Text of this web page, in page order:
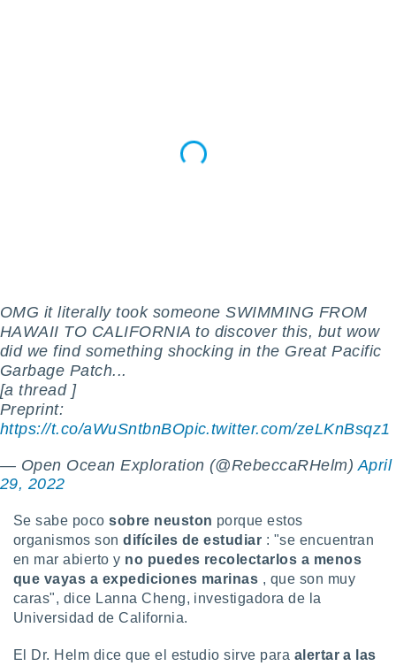
OMG it literally took someone SWIMMING FROM
HAWAII TO CALIFORNIA to discover this, but wow
did we find something shocking in the Great Pacific
Garbage Patch...
[a thread ]
Preprint:
https://t.co/aWuSntbnBOpic.twitter.com/zeLKnBsqz1
— Open Ocean Exploration (@RebeccaRHelm)April
29, 2022
Se sabe pocosobre neuston porque estos
organismos sondifíciles de estudiar : "se encuentran
en mar abierto y no puedes recolectarlos a menos
que vayas a expediciones marinas , que son muy
caras", dice Lanna Cheng, investigadora de la
Universidad de California.
El Dr. Helm dice que el estudio sirve para alertar a las